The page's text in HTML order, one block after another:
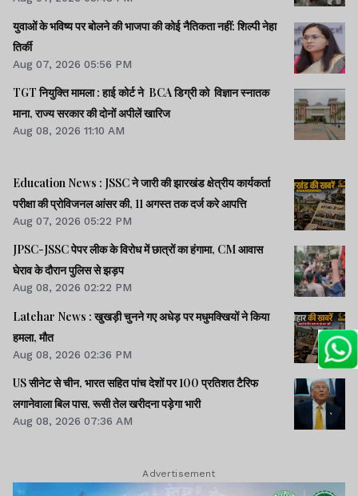
युवाओं के भविष्य पर बोलने की भाजपा की कोई नैतिकता नहीं: शिल्पी नेहा
तिर्की
Aug 07, 2026 05:56 PM
TGT नियुक्ति मामला : हाई कोर्ट ने BCA डिग्री को विज्ञान स्नातक
माना, राज्य सरकार की दोनों अपीलें खारिज
Aug 08, 2026 11:10 AM
Education News : JSSC ने जारी की झारखंड क्षेत्रीय कार्यकर्ता
परीक्षा की प्रोविजनल आंसर की, 11 अगस्त तक दर्ज करे आपत्ति
Aug 07, 2026 05:22 PM
JPSC-JSSC पेपर लीक के विरोध में छात्रों का हंगामा, CM आवास
घेराव के दौरान पुलिस से झड़प
Aug 08, 2026 02:22 PM
Latehar News : खुखड़ी चुनने गए अधेड़ पर मधुमक्खियों ने किया
हमला, मौत
Aug 08, 2026 02:36 PM
US सीनेट से चीन, भारत सहित पांच देशों पर 100 प्रतिशत टैरिफ
लगानेवाला बिल पास, रूसी तेल खरीदना पड़ेगा भारी
Aug 08, 2026 07:36 AM
Advertisement